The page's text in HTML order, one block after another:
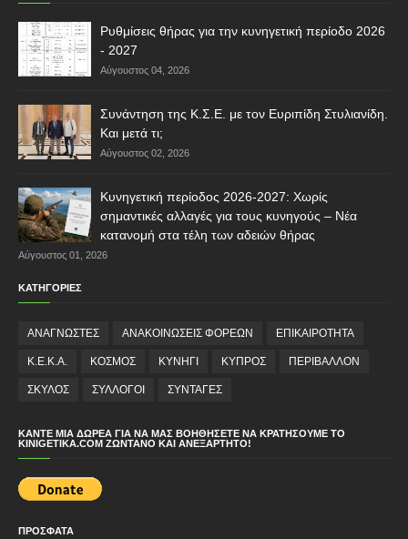
Ρυθμίσεις θήρας για την κυνηγετική περίοδο 2026
- 2027
Αύγουστος 04, 2026
Συνάντηση της Κ.Σ.Ε. με τον Ευριπίδη Στυλιανίδη.
Και μετά τι;
Αύγουστος 02, 2026
Κυνηγετική περίοδος 2026-2027: Χωρίς
σημαντικές αλλαγές για τους κυνηγούς – Νέα
κατανομή στα τέλη των αδειών θήρας
Αύγουστος 01, 2026
ΚΑΤΗΓΟΡΙΕΣ
ΑΝΑΓΝΩΣΤΕΣ ΑΝΑΚΟΙΝΩΣΕΙΣ ΦΟΡΕΩΝ ΕΠΙΚΑΙΡΟΤΗΤΑ
Κ.Ε.Κ.Α. ΚΟΣΜΟΣ ΚΥΝΗΓΙ ΚΥΠΡΟΣ ΠΕΡΙΒΑΛΛΟΝ
ΣΚΥΛΟΣ ΣΥΛΛΟΓΟΙ ΣΥΝΤΑΓΕΣ
ΚΆΝΤΕ ΜΙΑ ΔΩΡΕΆ ΓΙΑ ΝΑ ΜΑΣ ΒΟΗΘΉΣΕΤΕ ΝΑ ΚΡΑΤΉΣΟΥΜΕ ΤΟ
KINIGETIKA.COM ΖΩΝΤΑΝΌ ΚΑΙ ΑΝΕΞΆΡΤΗΤΟ!
ΠΡΟΣΦΑΤΑ